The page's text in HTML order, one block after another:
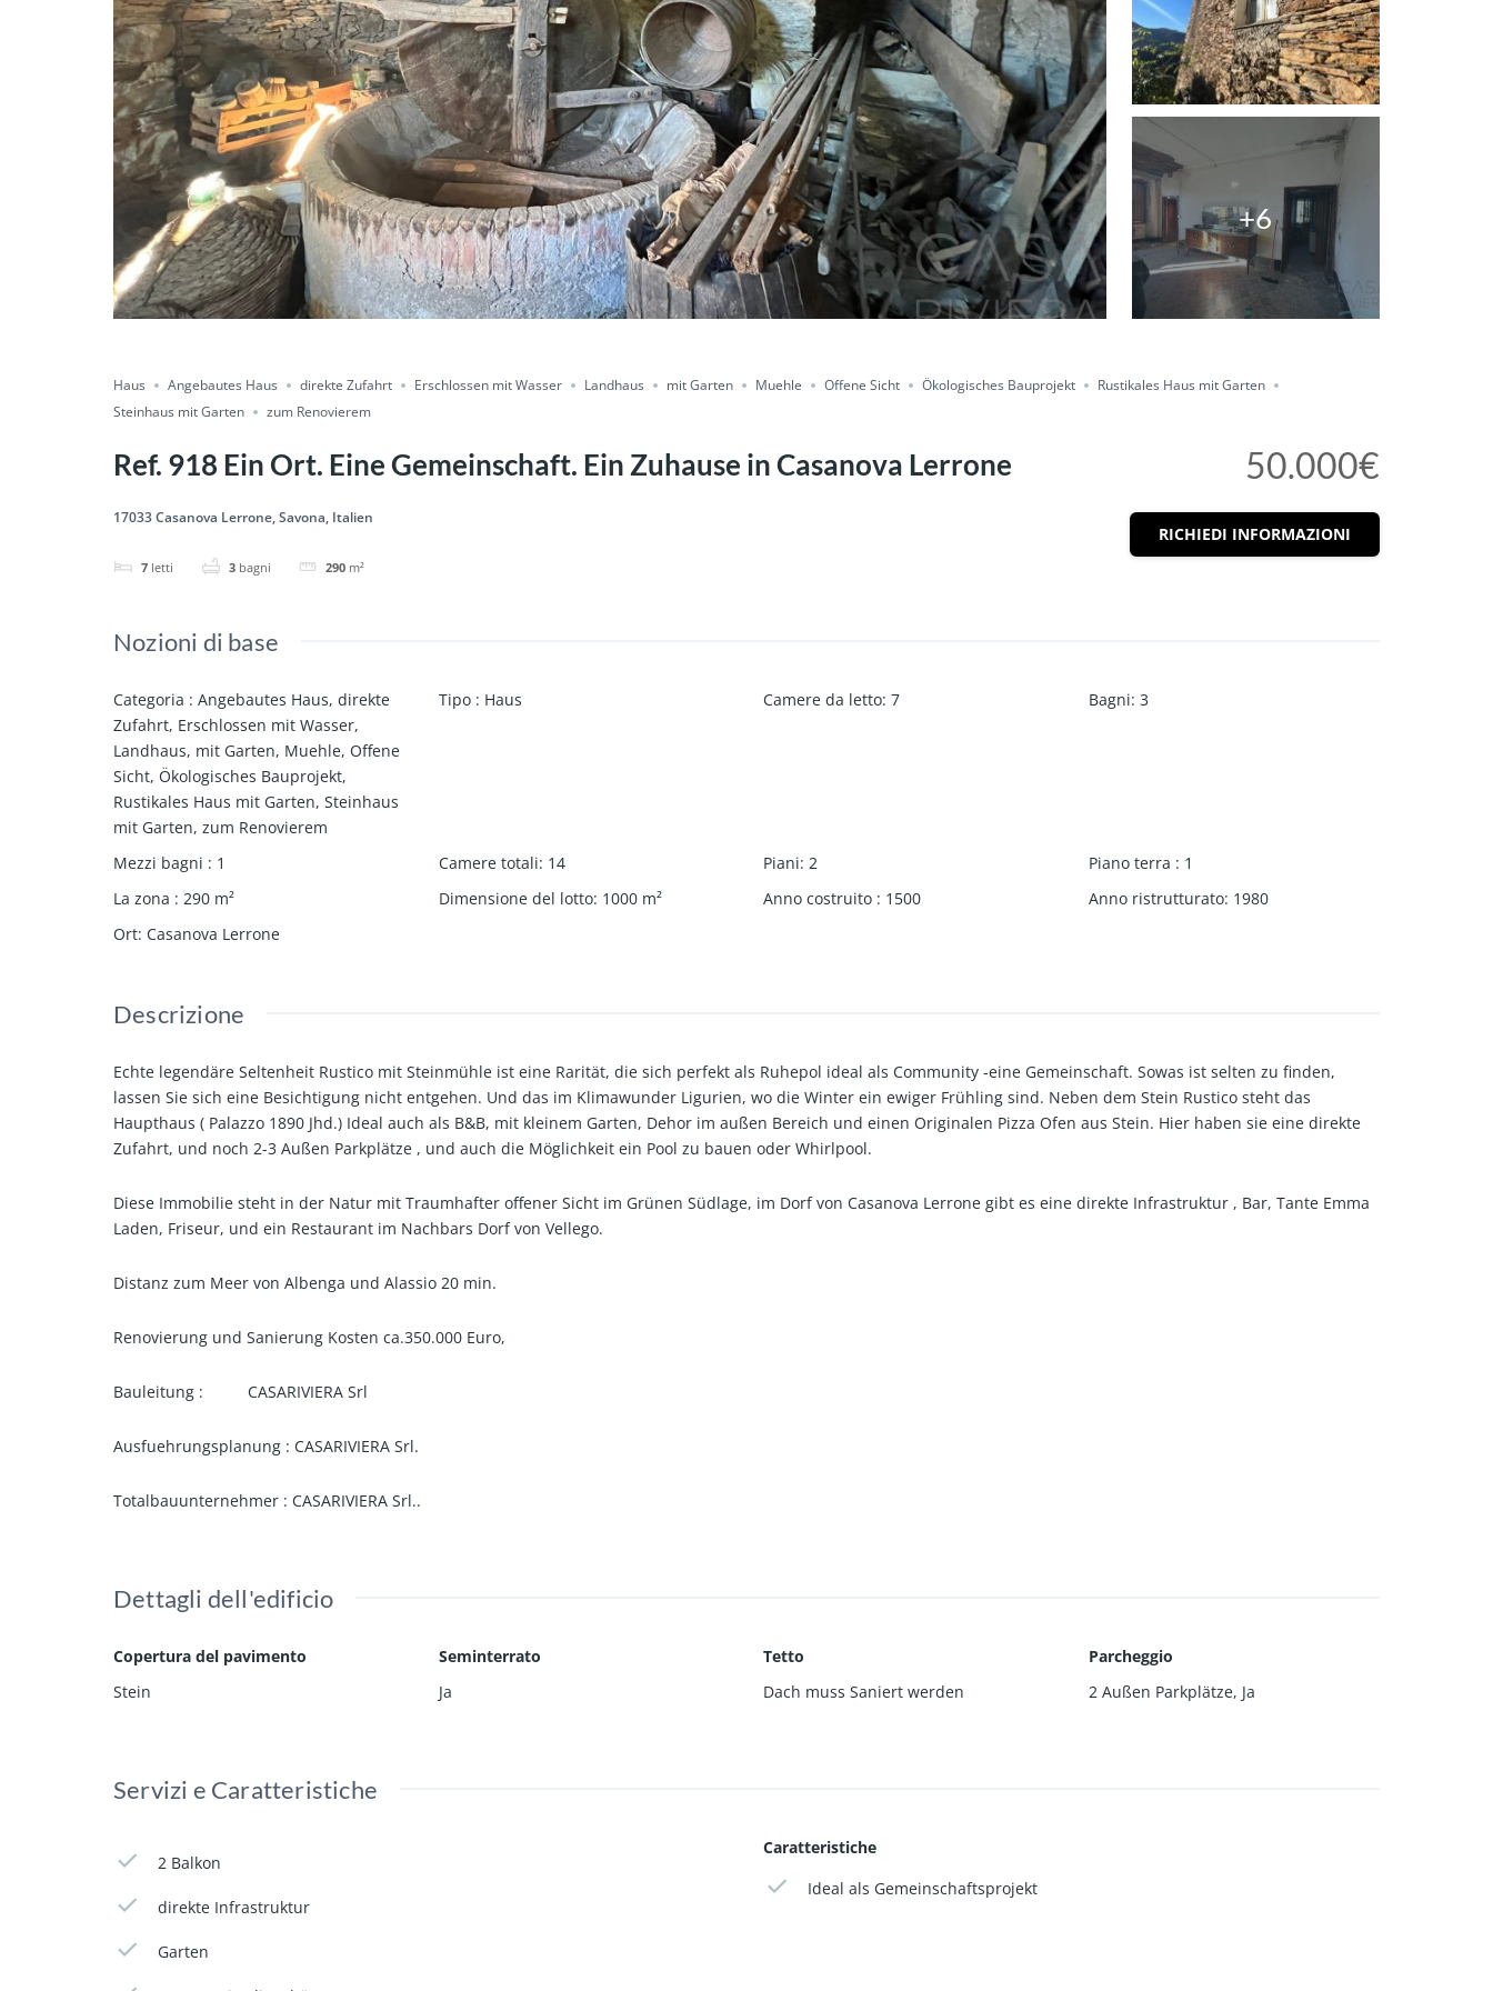
+6
Haus Angebautes Haus direkte Zufahrt Erschlossen mit Wasser Landhaus mit Garten Muehle Offene Sicht Ökologisches Bauprojekt
Rustikales Haus mit Garten
Steinhaus mit Garten
zum Renovierem
Ref. 918 Ein Ort. Eine Gemeinschaft. Ein Zuhause in Casanova Lerrone
17033 Casanova Lerrone, Savona, Italien
7 letti 3 bagni 290 m²
50.000€
RICHIEDI INFORMAZIONI
Nozioni di base
Categoria : Angebautes Haus, direkte
Zufahrt, Erschlossen mit Wasser,
Landhaus, mit Garten, Muehle, Offene
Sicht, Ökologisches Bauprojekt,
Rustikales Haus mit Garten, Steinhaus
mit Garten, zum Renovierem
Tipo : Haus Camere da letto: 7 Bagni: 3
Mezzi bagni : 1 Camere totali: 14 Piani: 2 Piano terra : 1
La zona : 290 m² Dimensione del lotto: 1000 m² Anno costruito : 1500 Anno ristrutturato: 1980
Ort: Casanova Lerrone
Descrizione
Echte legendäre Seltenheit Rustico mit Steinmühle ist eine Rarität, die sich perfekt als Ruhepol ideal als Community -eine Gemeinschaft. Sowas ist selten zu finden,
lassen Sie sich eine Besichtigung nicht entgehen. Und das im Klimawunder Ligurien, wo die Winter ein ewiger Frühling sind. Neben dem Stein Rustico steht das
Haupthaus ( Palazzo 1890 Jhd.) Ideal auch als B&B, mit kleinem Garten, Dehor im außen Bereich und einen Originalen Pizza Ofen aus Stein. Hier haben sie eine direkte
Zufahrt, und noch 2-3 Außen Parkplätze , und auch die Möglichkeit ein Pool zu bauen oder Whirlpool.
Diese Immobilie steht in der Natur mit Traumhafter offener Sicht im Grünen Südlage, im Dorf von Casanova Lerrone gibt es eine direkte Infrastruktur , Bar, Tante Emma
Laden, Friseur, und ein Restaurant im Nachbars Dorf von Vellego.
Distanz zum Meer von Albenga und Alassio 20 min.
Renovierung und Sanierung Kosten ca.350.000 Euro,
Bauleitung : CASARIVIERA Srl
Ausfuehrungsplanung : CASARIVIERA Srl.
Totalbauunternehmer : CASARIVIERA Srl..
Dettagli dell'edificio
Copertura del pavimento
Stein
Seminterrato
Ja
Tetto
Dach muss Saniert werden
Parcheggio
2 Außen Parkplätze, Ja
Servizi e Caratteristiche
2 Balkon
direkte Infrastruktur
Garten
Caratteristiche
Ideal als Gemeinschaftsprojekt